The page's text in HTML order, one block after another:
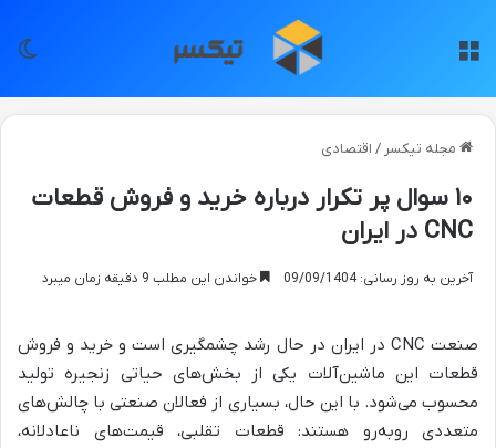
مجله تیکسر / اقتصادی
۱۰ سوال پر تکرار درباره خرید و فروش قطعات
CNC در ایران
آخرین به روز رسانی: 09/09/1404 خواندن این مطلب 9 دقیقه زمان میبرد
صنعت CNC در ایران در حال رشد چشمگیری است و خرید و فروش
قطعات این ماشین‌آلات یکی از بخش‌های حیاتی زنجیره تولید
محسوب می‌شود. با این حال، بسیاری از فعالان صنعتی با چالش‌های
متعددی روبه‌رو هستند: قطعات تقلبی، قیمت‌های ناعادلانه،